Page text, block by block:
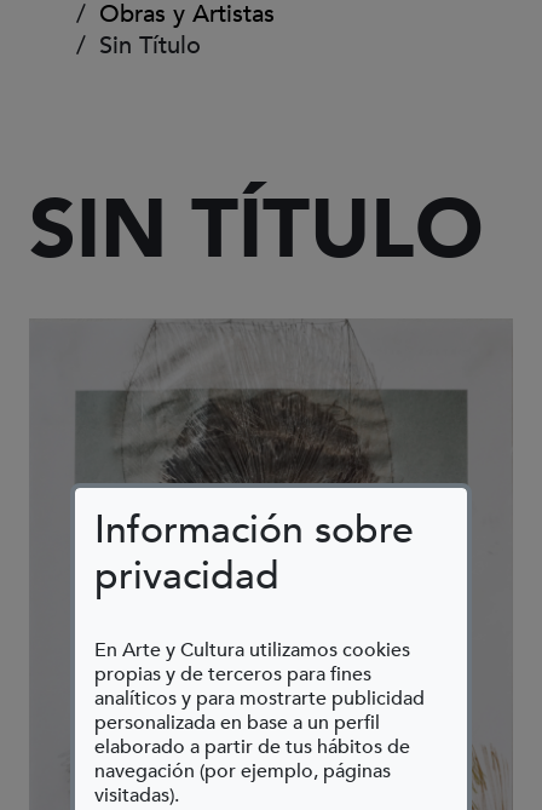
Información sobre
privacidad
En Arte y Cultura utilizamos cookies
propias y de terceros para fines
analíticos y para mostrarte publicidad
personalizada en base a un perfil
elaborado a partir de tus hábitos de
navegación (por ejemplo, páginas
visitadas).
Obras y Artistas
Sin Título
SIN TÍTULO